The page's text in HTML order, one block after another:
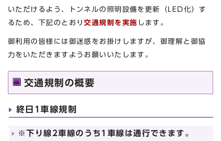
いただけるよう、トンネルの照明設備を更新（LED化）す
るため、下記のとおり交通規制を実施 します。
御利用の皆様には御迷惑をお掛けしますが、御理解と御協
力をいただきますようお願いいたします。
交通規制の概要
終日1車線規制
※下り線2車線のうち1車線は通行できます。